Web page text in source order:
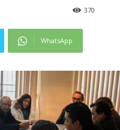
370
WhatsApp